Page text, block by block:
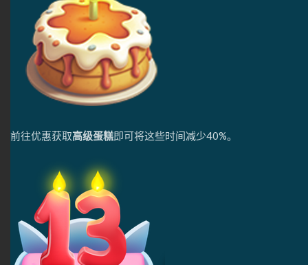
前往优惠获取高级蛋糕即可将这些时间减少40%。